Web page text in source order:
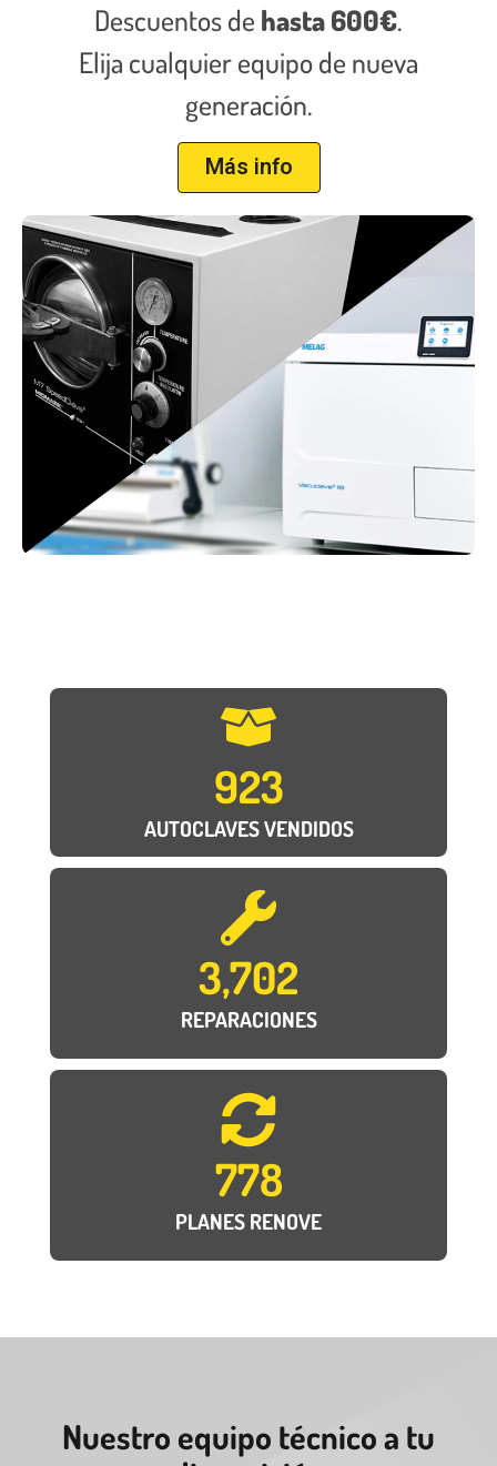
Descuentos de hasta 600€.
Elija cualquier equipo de nueva
generación.
Más info
923
AUTOCLAVES VENDIDOS
3,702
REPARACIONES
778
PLANES RENOVE
Nuestro equipo técnico a tu